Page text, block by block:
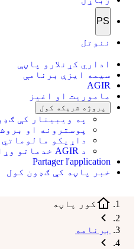
PS
ننوتل
اداري کړنلارو پاڼې
سیمه ایزې برنامې
AGIR
ماموریت او اغیز
پروژه شریکه کول
په ویبینار کې
پوسترونه او
داړیکو مالوماتي
د AGIR خدماتو وړاندې کونکو لپاره
Partager l'application
خبر پاڼه کې ګډون کول
کور پاڼه
برنامه